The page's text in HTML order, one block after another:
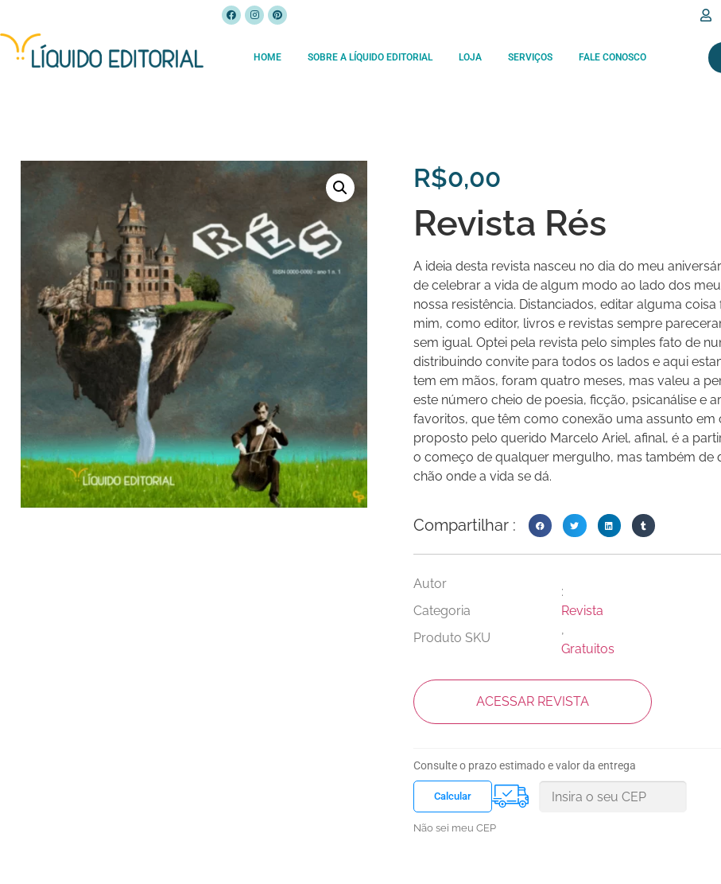
HOME SOBRE A LÍQUIDO EDITORIAL LOJA SERVIÇOS FALE CONOSCO
R$0,00
Revista Rés
A ideia desta revista nasceu no dia do meu
de celebrar a vida de algum modo ao lado dos
nossa resistência. Distanciados, editar alguma
mim, como editor, livros e revistas sempre
sem igual. Optei pela revista pelo simples fato de
distribuindo convite para todos os lados e aqui
tem em mãos, foram quatro meses, mas valeu a
este número cheio de poesia, ficção, psicanálise e
favoritos, que têm como conexão uma assunto em
proposto pelo querido Marcelo Ariel, afinal, é a
o começo de qualquer mergulho, mas também de
chão onde a vida se dá.
Compartilhar :
Autor
Categoria
Produto SKU
:
Revista
,
Gratuitos
ACESSAR REVISTA
Consulte o prazo estimado e valor da entrega
Não sei meu CEP